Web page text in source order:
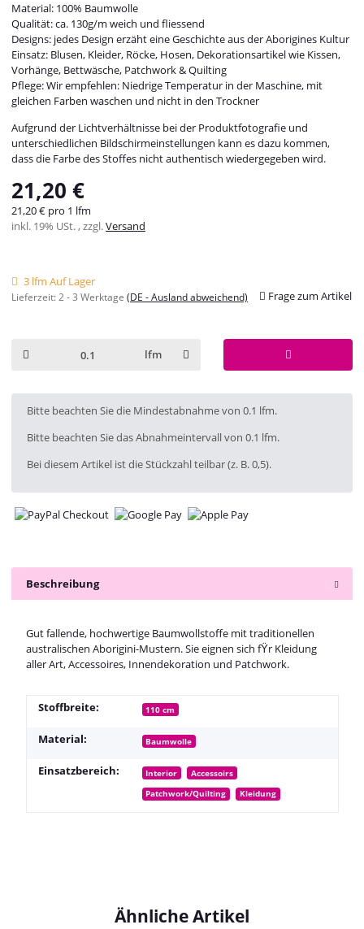
Material: 100% Baumwolle
Qualität: ca. 130g/m weich und fliessend
Designs: jedes Design erzäht eine Geschichte aus der Aborigines Kultur
Einsatz: Blusen, Kleider, Röcke, Hosen, Dekorationsartikel wie Kissen,
Vorhänge, Bettwäsche, Patchwork & Quilting
Pflege: Wir empfehlen: Niedrige Temperatur in der Maschine, mit
gleichen Farben waschen und nicht in den Trockner
Aufgrund der Lichtverhältnisse bei der Produktfotografie und
unterschiedlichen Bildschirmeinstellungen kann es dazu kommen,
dass die Farbe des Stoffes nicht authentisch wiedergegeben wird.
21,20 €
21,20 € pro 1 lfm
inkl. 19% USt. , zzgl.Versand
3 lfm Auf Lager
Lieferzeit:2 - 3 Werktage (DE - Ausland abweichend) Frage zum Artikel
lfm
x
Bitte beachten Sie die Mindestabnahme von 0.1 lfm.
Bitte beachten Sie das Abnahmeintervall von 0.1 lfm.
Bei diesem Artikel ist die Stückzahl teilbar (z. B. 0,5).
Beschreibung
Gut fallende, hochwertige Baumwollstoffe mit traditionellen
australischen Aborigini-Mustern. Sie eignen sich fŸr Kleidung
aller Art, Accessoires, Innendekoration und Patchwork.
Stoffbreite: 110 cm
Material: Baumwolle
Einsatzbereich: Interior
Accessoirs
Patchwork/Quilting
Kleidung
Ähnliche Artikel